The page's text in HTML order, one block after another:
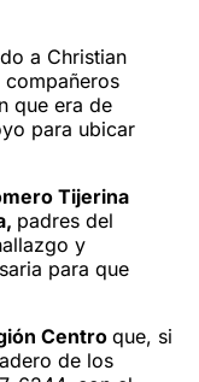
a Christian
compañeros
que era de
para ubicar
Tijerina
padres del
y
para que
Centroque, si
de los